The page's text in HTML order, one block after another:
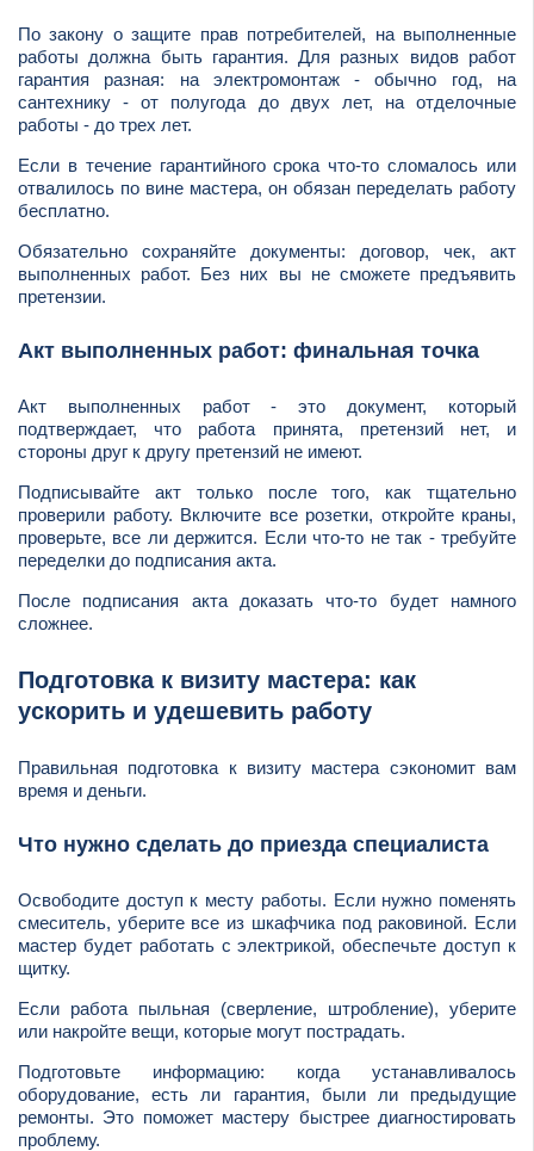
По закону о защите прав потребителей, на выполненные
работы должна быть гарантия. Для разных видов работ
гарантия разная: на электромонтаж - обычно год, на
сантехнику - от полугода до двух лет, на отделочные
работы - до трех лет.
Если в течение гарантийного срока что-то сломалось или
отвалилось по вине мастера, он обязан переделать работу
бесплатно.
Обязательно сохраняйте документы: договор, чек, акт
выполненных работ. Без них вы не сможете предъявить
претензии.
Акт выполненных работ: финальная точка
Акт выполненных работ - это документ, который
подтверждает, что работа принята, претензий нет, и
стороны друг к другу претензий не имеют.
Подписывайте акт только после того, как тщательно
проверили работу. Включите все розетки, откройте краны,
проверьте, все ли держится. Если что-то не так - требуйте
переделки до подписания акта.
После подписания акта доказать что-то будет намного
сложнее.
Подготовка к визиту мастера: как
ускорить и удешевить работу
Правильная подготовка к визиту мастера сэкономит вам
время и деньги.
Что нужно сделать до приезда специалиста
Освободите доступ к месту работы. Если нужно поменять
смеситель, уберите все из шкафчика под раковиной. Если
мастер будет работать с электрикой, обеспечьте доступ к
щитку.
Если работа пыльная (сверление, штробление), уберите
или накройте вещи, которые могут пострадать.
Подготовьте информацию: когда устанавливалось
оборудование, есть ли гарантия, были ли предыдущие
ремонты. Это поможет мастеру быстрее диагностировать
проблему.